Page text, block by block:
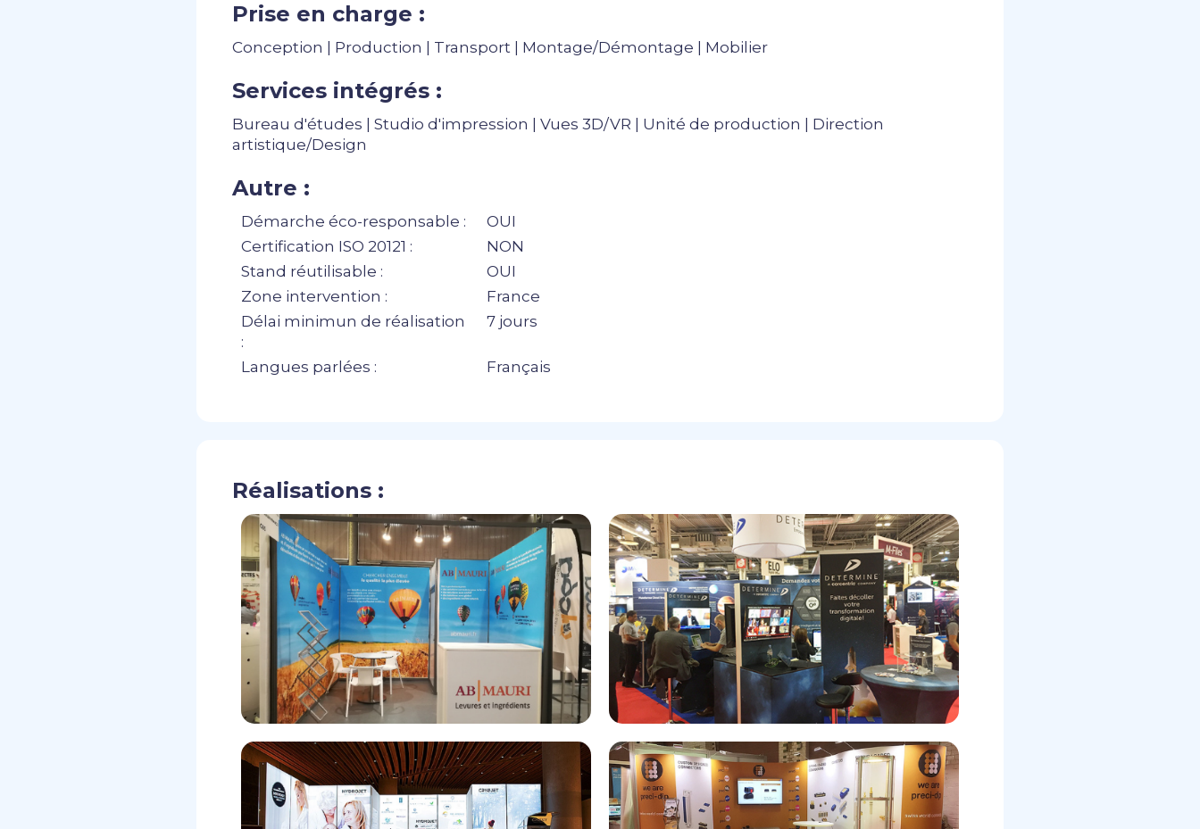
Prise en charge :
Conception | Production | Transport | Montage/Démontage | Mobilier
Services intégrés :
Bureau d'études | Studio d'impression | Vues 3D/VR | Unité de production | Direction
artistique/Design
Autre :
Démarche éco-responsable :
OUI
Certification ISO 20121 :
NON
Stand réutilisable :
OUI
Zone intervention :
France
Délai minimun de réalisation
:
7 jours
Langues parlées : Français
Réalisations :